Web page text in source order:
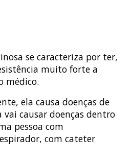
se caracteriza por ter,
muito forte a
médico.
ela causa doenças de
vai causar doenças dentro
pessoa com
com cateter